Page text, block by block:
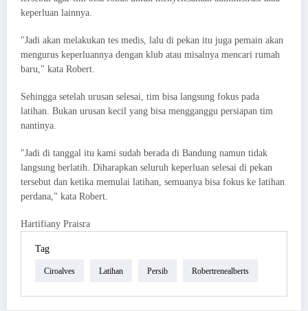
keperluan lainnya.
"Jadi akan melakukan tes medis, lalu di pekan itu juga pemain akan
mengurus keperluannya dengan klub atau misalnya mencari rumah
baru," kata Robert.
Sehingga setelah urusan selesai, tim bisa langsung fokus pada
latihan. Bukan urusan kecil yang bisa mengganggu persiapan tim
nantinya.
"Jadi di tanggal itu kami sudah berada di Bandung namun tidak
langsung berlatih. Diharapkan seluruh keperluan selesai di pekan
tersebut dan ketika memulai latihan, semuanya bisa fokus ke latihan
perdana," kata Robert.
Hartifiany Praisra
Tag
Ciroalves Latihan Persib Robertrenealberts